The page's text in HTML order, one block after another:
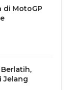
di MotoGP
Jelang